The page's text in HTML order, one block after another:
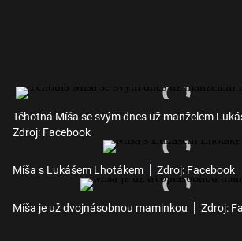
Těhotná Míša se svým dnes už manželem
Zdroj: Facebook
Míša s Lukášem Lhotákem Zdroj: Facebook
Míša je už dvojnásobnou maminkou Zdroj: